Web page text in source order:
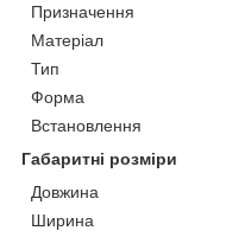
Призначення
Матеріал
Тип
Форма
Встановлення
Габаритні розміри
Довжина
Ширина